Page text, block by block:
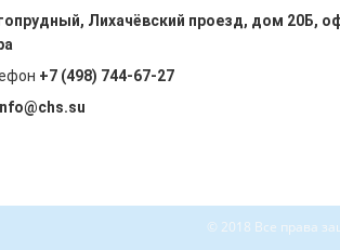
Лихачёвский проезд, дом 20Б,
+7 (498) 744-67-27
© 2018 Все права